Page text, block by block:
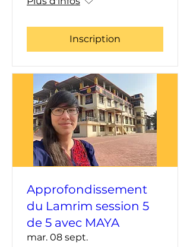
Inscription
Approfondissement
du Lamrim session 5
de 5 avec MAYA
mar. 08 sept.